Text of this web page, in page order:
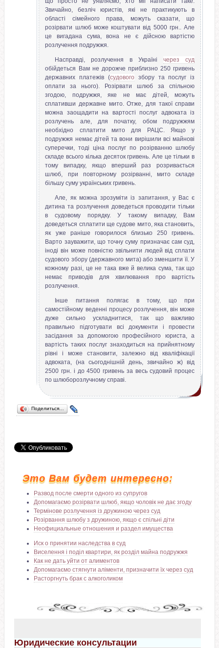
Звичайно, безліч юристів, які не практикують в
області сімейного права, можуть сказати, що
розірвати шлюб може коштувати від 5000 грн.. Але
це вигадана сума, вона не є дійсною вартістю
розлучення подружжя.
Насправді, розлучення в Українічерез суд
обійдеться Вам не дорожче приблизно 250 гривень
державних платежів (судового збору та послуг із
оплати за нього). Розірвати шлюб за спільною
згодою, подружжя, яке не має дітей, можуть
сплативши державне мито. Отже, для такої справи
можна заощадити на вартості послуг адвоката із
розлучень але, для початку, обом подружжям
необхідно сплатити мито для РАЦС. Якщо у
подружжя немає дітей та вони вирішили всі майнові
суперечки, тоді ціна послуг по розірванню шлюбу
складе всього кілька десяток гривень. Але це тільки в
тому випадку, якщо вперший раз розривається
шлюб, при повторному розірванні, мито складе
більшу суму українських гривень.
Але, як можна зрозуміти із запитання, у Вас є
дитина та розлучення доведеться проводити тільки
в судовому порядку. У такому випадку, Вам
доведеться сплатити ще судове мито, яка становить,
як уже раніше говорилося близько 250 гривень.
Варто зауважити, що точну суму призначає сам суд,
іноді він може повністю звільнити людей від сплати
судового збору (державного мита) або зменшити її. У
кожному разі, це не така вже й велика сума, так що
немає приводів для хвилювання про вартість
розлучення.
Інше питання полягає в тому, що при
самостійному веденні процесу розлучення, він може
дуже сильно ускладнитися, так що важливо
правильно підготувати всі документи і провести
засідання за допомогою професійного юриста, а
вартість таких послуг знаходиться на прийнятному
рівні і може становити, залежно від кваліфікації
адвоката, (на сьогоднішній день, звичайно ж) від
2500 грн. і до 4500 гривень за весь судовий процес
по шлюборозлучному справі.
Поделиться…
Это Вам будет интересно:
Развод после смерти одного из супругов
Допомагаємо розірвати шлюб, якщо чоловік не дає згоду
Термінове розлучення із дружиною через суд
Розірвання шлюбу з дружиною, якщо є спільні діти
Неофициальные отношения и раздел имущества
Иск о принятии наследства в суд
Виселення і поділ квартири, як розділ майна подружжя
Как не дать уйти от алиментов
Допомагаємо стягнути аліменти, призначити їх через суд
Расторгнуть брак с алкоголиком
Юридические консультации